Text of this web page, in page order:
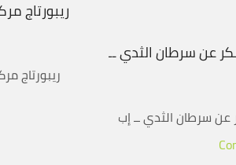
ريبورتاج
ريبورتاج
عن سرطان الثدي ــ
عن سرطان الثدي ــ إب